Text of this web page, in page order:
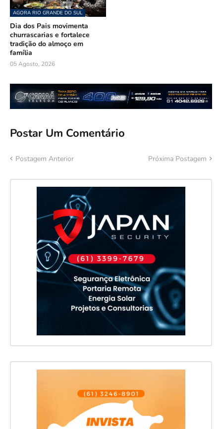
AGORA RIO GRANDE DO SUL
Dia dos Pais movimenta
churrascarias e fortalece
tradição do almoço em
família
05 Agosto, 2026
Postar Um Comentário
Postagem Anterior Próxima Postagem